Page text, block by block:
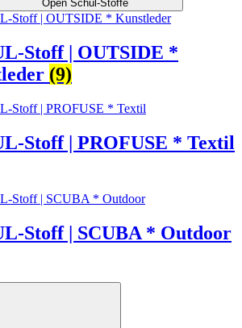
Open Schul-Stoffe
Stoff | OUTSIDE *
(9)
Stoff | PROFUSE * Textil
Stoff | SCUBA * Outdoor